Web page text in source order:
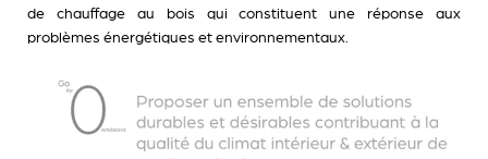
de chauffage au bois qui constituent une réponse aux
problèmes énergétiques et environnementaux.